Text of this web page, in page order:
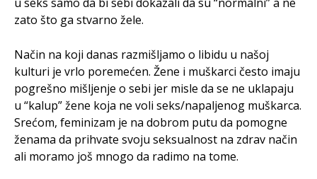
zato što ga stvarno žele.
Način na koji danas razmišljamo o libidu u našoj
kulturi je vrlo poremećen. Žene i muškarci često imaju
pogrešno mišljenje o sebi jer misle da se ne uklapaju
u “kalup” žene koja ne voli seks/napaljenog muškarca.
Srećom, feminizam je na dobrom putu da pomogne
ženama da prihvate svoju seksualnost na zdrav način
ali moramo još mnogo da radimo na tome.